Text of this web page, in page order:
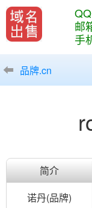
QQ
邮
手
品牌.cn
简介
诺丹(品牌)